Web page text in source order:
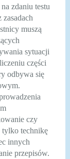
zdaniu testu
muszą
sytuacji
części
odbywa się
czy
tylko technikę
innych
przepisów.